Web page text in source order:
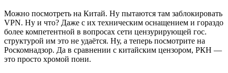
Можно посмотреть на Китай. Ну пытаются там заблокировать
VPN. Ну и что? Даже с их техническим оснащением и гораздо
более компетентной в вопросах сети цензурирующей гос.
структурой им это не удаётся. Ну, а теперь посмотрите на
Роскомнадзор. Да в сравнении с китайским цензором, РКН —
это просто хромой пони.